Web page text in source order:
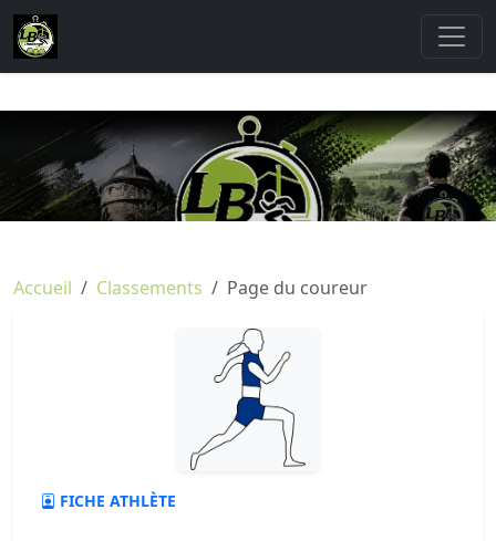
Accueil Classements Page du coureur
FICHE ATHLÈTE